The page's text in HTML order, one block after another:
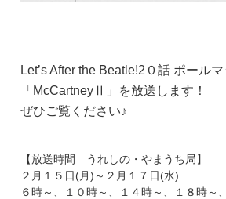
Let’s After the Beatle!2０話 ポール
「McCartneyⅡ」を放送します！
ぜひご覧ください♪
【放送時間 うれしの・やまうち局】
２月１５日(月)～２月１７日(水)
６時～、１０時～、１４時～、１８時～